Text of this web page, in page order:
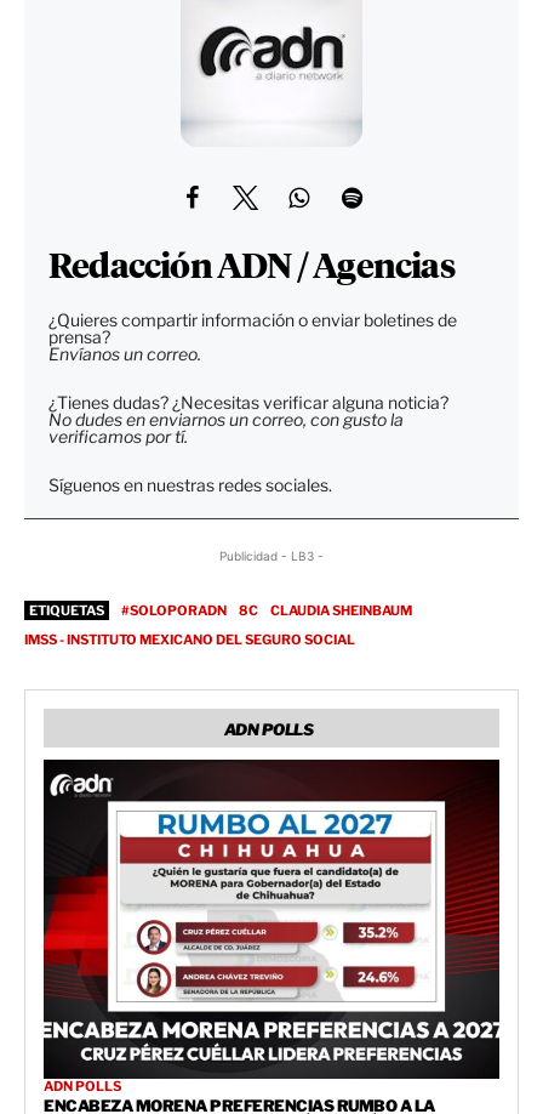
Redacción ADN / Agencias
¿Quieres compartir información o enviar boletines de
prensa?
Envíanos un correo.
¿Tienes dudas? ¿Necesitas verificar alguna noticia?
No dudes en enviarnos un correo, con gusto la
verificamos por tí.
Síguenos en nuestras redes sociales.
Publicidad - LB3 -
ETIQUETAS #SOLOPORADN 8C
CLAUDIA SHEINBAUM
IMSS - INSTITUTO MEXICANO DEL SEGURO SOCIAL
ADN POLLS
ADN POLLS
ENCABEZA MORENA PREFERENCIAS RUMBO A LA